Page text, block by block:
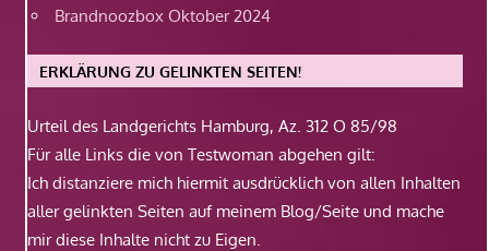
Brandnoozbox Oktober 2024
ERKLÄRUNG ZU GELINKTEN SEITEN!
Urteil des Landgerichts Hamburg, Az. 312 O 85/98
Für alle Links die von Testwoman abgehen gilt:
Ich distanziere mich hiermit ausdrücklich von allen Inhalten
aller gelinkten Seiten auf meinem Blog/Seite und mache
mir diese Inhalte nicht zu Eigen.